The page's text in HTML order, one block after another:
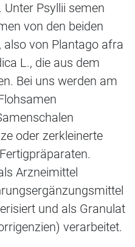
Psyllii semen
von den beiden
also von Plantago afra
L., die aus dem
Bei uns werden am
oder zerkleinerte
Arzneimittel
und als Granulat
verarbeitet.